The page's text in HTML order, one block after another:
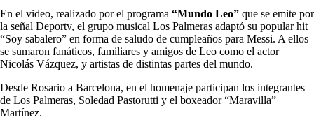
En el video, realizado por el programa “Mundo Leo” que se emite por
la señal Deportv, el grupo musical Los Palmeras adaptó su popular hit
“Soy sabalero” en forma de saludo de cumpleaños para Messi. A ellos
se sumaron fanáticos, familiares y amigos de Leo como el actor
Nicolás Vázquez, y artistas de distintas partes del mundo.
Desde Rosario a Barcelona, en el homenaje participan los integrantes
de Los Palmeras, Soledad Pastorutti y el boxeador “Maravilla”
Martínez.